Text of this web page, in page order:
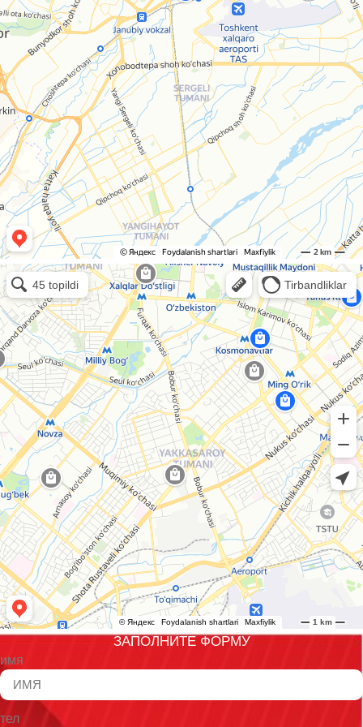
Legion в Ташкенте
Ташкент
ЗАПОЛНИТЕ ФОРМУ
имя
тел